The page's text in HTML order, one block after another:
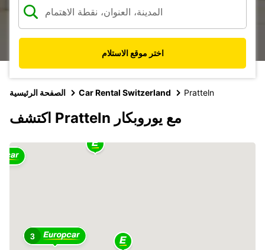
اختر موقع الاستلام
الصفحة الرئيسية Car Rental Switzerland Pratteln
اكتشف Pratteln مع يوروبكار
3